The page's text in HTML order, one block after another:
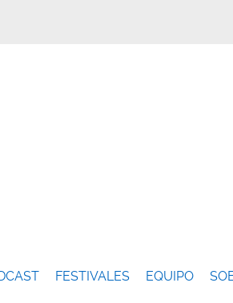
FESTIVALES EQUIPO